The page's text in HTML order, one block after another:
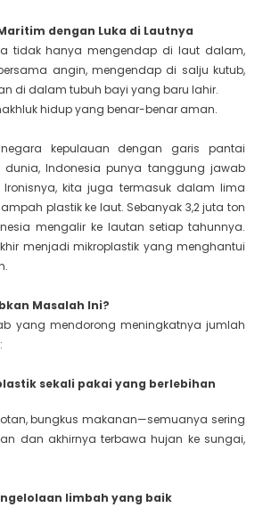
dengan Luka di Lautnya
tidak hanya mengendap di laut dalam,
angin, mengendap di salju kutub,
di dalam tubuh bayi yang baru lahir.
hidup yang benar-benar aman.
kepulauan dengan garis pantai
Indonesia punya tanggung jawab
kita juga termasuk dalam lima
plastik ke laut. Sebanyak 3,2 juta ton
mengalir ke lautan setiap tahunnya.
menjadi mikroplastik yang menghantui
Masalah Ini?
yang mendorong meningkatnya jumlah
sekali pakai yang berlebihan
bungkus makanan—semuanya sering
dan akhirnya terbawa hujan ke sungai,
limbah yang baik